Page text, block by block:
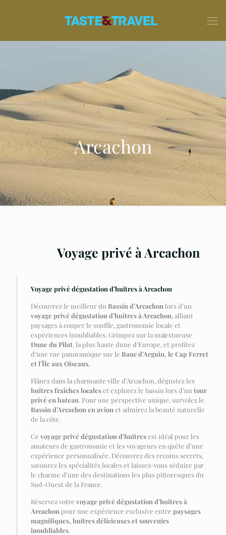
Arcachon
Voyage privé à Arcachon
Voyage privé dégustation d’huîtres à Arcachon
Découvrez le meilleur du Bassin d’Arcachon lors d’un
voyage privé dégustation d’huîtres à Arcachon, alliant
paysages à couper le souffle, gastronomie locale et
expériences inoubliables. Grimpez sur la majestueuse
Dune du Pilat, la plus haute dune d’Europe, et profitez
d’une vue panoramique sur le Banc d’Arguin, le Cap Ferret
et l’Île aux Oiseaux.
Flânez dans la charmante ville d’Arcachon, dégustez les
huîtres fraîches localeset explorez le bassin lors d’un tour
privé en bateau. Pour une perspective unique, survolez le
Bassin d’Arcachon en avion et admirez la beauté naturelle
de la côte.
Ce voyage privé dégustation d’huîtresest idéal pour les
amateurs de gastronomie et les voyageurs en quête d’une
expérience personnalisée. Découvrez des recoins secrets,
savourez les spécialités locales et laissez-vous séduire par
le charme d’une des destinations les plus pittoresques du
Sud-Ouest de la France.
Réservez votre voyage privé dégustation d’huîtres à
Arcachon pour une expérience exclusive entre paysages
magnifiques, huîtres délicieuses et souvenirs
inoubliables.